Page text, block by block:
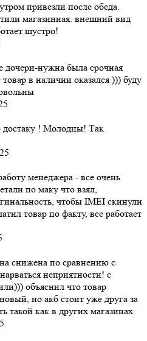
привезли после обеда.
магазинная. внешний вид
шустро!
дочери-нужна была срочная
в наличии оказался ))) буду
достаку ! Молодцы! Так
менеджера - все очень
по маку что взял,
чтобы IMEI скинули
товар по факту, все работает
снижена по сравнению с
неприятности! с
объяснил что товар
но акб стоит уже друга за
такой как в других магазинах